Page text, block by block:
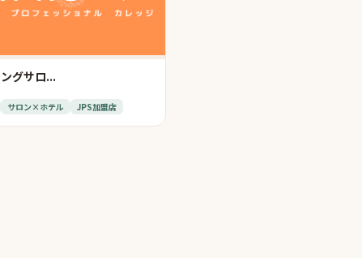
グサロ...
サロン×ホテル JPS加盟店